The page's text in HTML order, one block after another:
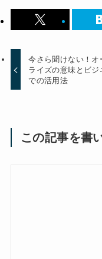
今さら聞けない！オ
ライズの意味とビジ
での活用法
この記事を書